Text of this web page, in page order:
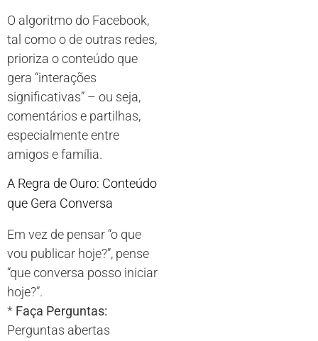
O algoritmo do Facebook,
tal como o de outras redes,
prioriza o conteúdo que
gera “interações
significativas” – ou seja,
comentários e partilhas,
especialmente entre
amigos e família.
A Regra de Ouro: Conteúdo
que Gera Conversa
Em vez de pensar “o que
vou publicar hoje?”, pense
“que conversa posso iniciar
hoje?”.
* Faça Perguntas:
Perguntas abertas